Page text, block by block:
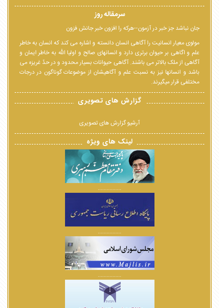
سرمقاله روز
جان نباشد جز خبر در آزمون--هرکه را افزون خبر جانش فزون
مولوی معیار انسانیت را آگاهی انسان دانسته و اشاره می کند که انسان به خاطر
علم و اگاهی بر حیوان برتری دارد و انسانهای صالح و اولیا الله به خاطر ایمان و
آگاهی از ملک بالاتر می باشند. آگاهی حیوانات بسیار محدود و در حدّ غریزه می
باشد و انسانها نیز به نسبت علم و آگاهیشان از موضوعات گوناگون در درجات
مختلفی قرار میگیرند.
گزارش های تصویری
آرشیو گزارش های تصویری
لینک های ویژه
................
................
................